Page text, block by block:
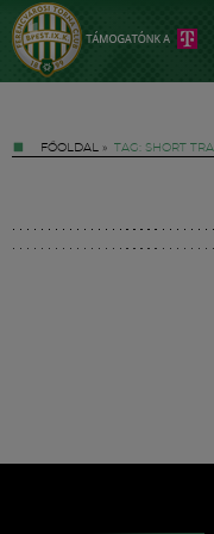
FŐOLDAL » TAG: SHORT
Hírek